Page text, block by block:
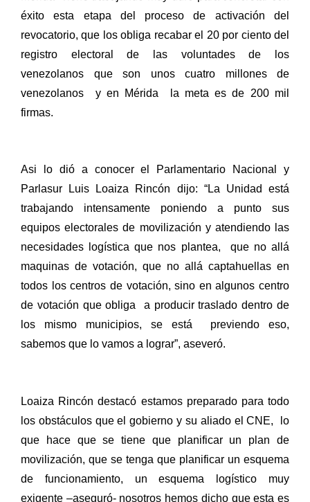
éxito esta etapa del proceso de activación del
revocatorio, que los obliga recabar el 20 por ciento del
registro electoral de las voluntades de los
venezolanos que son unos cuatro millones de
venezolanos
y en Mérida
la meta es de 200 mil
firmas.
Asi lo dió a conocer el Parlamentario Nacional y
Parlasur Luis Loaiza Rincón dijo: “La Unidad está
trabajando intensamente poniendo a punto sus
equipos electorales de movilización y atendiendo las
necesidades logística que nos plantea,
que no allá
maquinas de votación, que no allá captahuellas en
todos los centros de votación, sino en algunos centro
de votación que obliga
a producir traslado dentro de
los mismo municipios, se está
previendo eso,
sabemos que lo vamos a lograr”, aseveró.
Loaiza Rincón destacó estamos preparado para todo
los obstáculos que el gobierno y su aliado el CNE,
lo
que hace que se tiene que planificar un plan de
movilización, que se tenga que planificar un esquema
de funcionamiento, un esquema logístico muy
exigente –aseguró- nosotros hemos dicho que esta es